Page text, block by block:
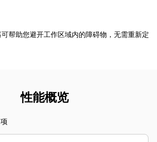
帮助您避开工作区域内的障碍物，无需重新定
性能概览